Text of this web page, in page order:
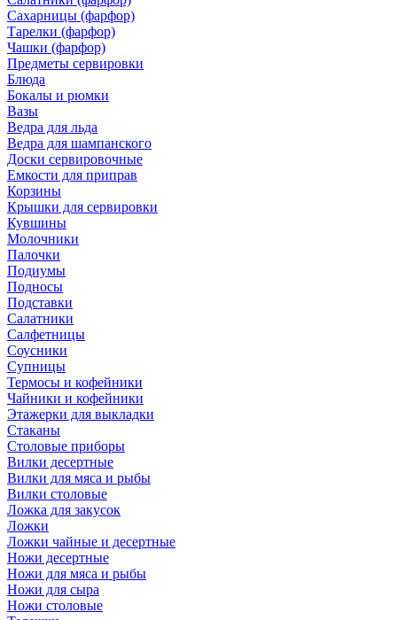
Сахарницы (фарфор)
Тарелки (фарфор)
Чашки (фарфор)
Предметы сервировки
Блюда
Бокалы и рюмки
Вазы
Ведра для льда
Ведра для шампанского
Доски сервировочные
Емкости для приправ
Корзины
Крышки для сервировки
Кувшины
Молочники
Палочки
Подиумы
Подносы
Подставки
Салатники
Салфетницы
Соусники
Супницы
Термосы и кофейники
Чайники и кофейники
Этажерки для выкладки
Стаканы
Столовые приборы
Вилки десертные
Вилки для мяса и рыбы
Вилки столовые
Ложка для закусок
Ложки
Ложки чайные и десертные
Ножи десертные
Ножи для мяса и рыбы
Ножи для сыра
Ножи столовые